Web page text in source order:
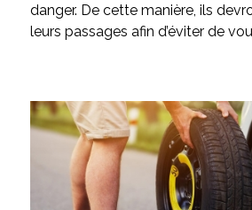
danger. De cette manière, ils
leurs passages afin d’éviter de